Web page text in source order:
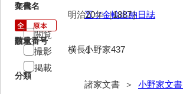
大中家文書
7
文書名
五ツ金輪出納日誌
請求番号
小野家437
分類
諸家文書 ＞ 小野家文書
年代
明治20年［1887］
数量
横長1
閲覧
撮影
掲載